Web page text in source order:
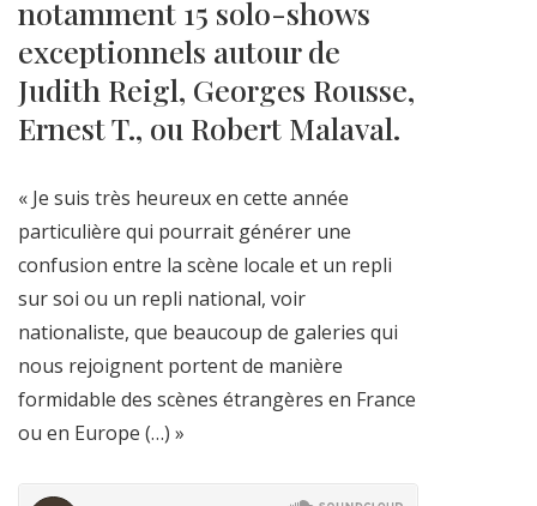
notamment 15 solo-shows
exceptionnels autour de
Judith Reigl, Georges Rousse,
Ernest T., ou Robert Malaval.
« Je suis très heureux en cette année
particulière qui pourrait générer une
confusion entre la scène locale et un repli
sur soi ou un repli national, voir
nationaliste, que beaucoup de galeries qui
nous rejoignent portent de manière
formidable des scènes étrangères en France
ou en Europe (…) »